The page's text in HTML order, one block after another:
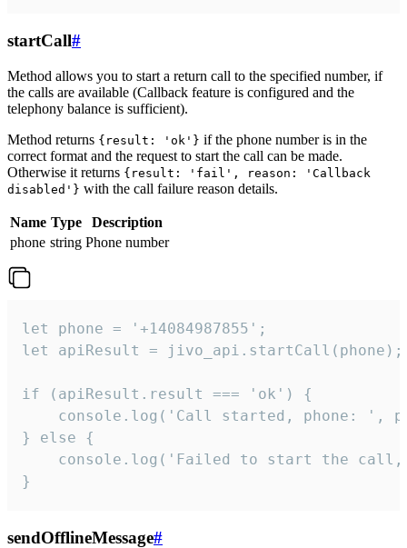
startCall#
Method allows you to start a return call to the specified number, if
the calls are available (Callback feature is configured and the
telephony balance is sufficient).
Method returns {result: 'ok'} if the phone number is in the
correct format and the request to start the call can be made.
Otherwise it returns {result: 'fail', reason: 'Callback
disabled'} with the call failure reason details.
Name Type
Description
phone string Phone number
let phone = '+14084987855';
let apiResult = jivo_api.startCall(phone);
if (apiResult.result === 'ok') {
console.log('Call started, phone: ',
} else {
console.log('Failed to start the
}
sendOfflineMessage#